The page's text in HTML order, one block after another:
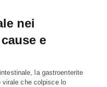
nei
e
la gastroenterite
virale che colpisce lo